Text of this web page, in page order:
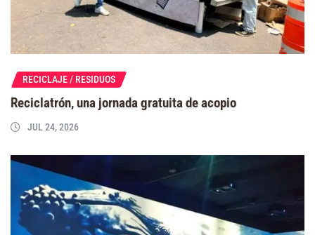
RECICLAJE / RESIDUOS
Reciclatrón, una jornada gratuita de acopio
JUL 24, 2026